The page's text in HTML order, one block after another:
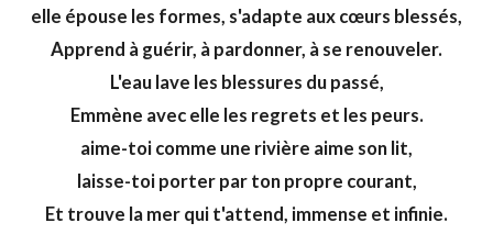
elle épouse les formes, s'adapte aux cœurs blessés,
Apprend à guérir, à pardonner, à se renouveler.
L'eau lave les blessures du passé,
Emmène avec elle les regrets et les peurs.
aime-toi comme une rivière aime son lit,
laisse-toi porter par ton propre courant,
Et trouve la mer qui t'attend, immense et infinie.